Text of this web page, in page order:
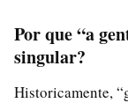
Por que “a
singular?
Historicamente,